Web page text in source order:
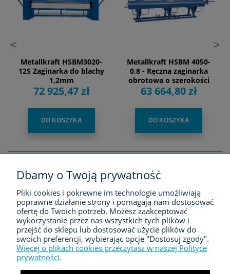
<
Metallkraft HSBM3020-
12S Zaginarka do blachy
1,2mm
72 925,47 zł
DO KOSZYKA
Metallkraft HSBM 4050-
0,8 - Ręczna zaginarka
obrotowa o szerokości
rob. 4050 mm
63 664,80 zł
DO KOSZYKA
>
FIRMA
ZAKUPY
MOJE KONTO
Dbamy o Twoją prywatność
Pliki cookies i pokrewne im technologie umożliwiają
poprawne działanie strony i pomagają nam dostosować
ofertę do Twoich potrzeb. Możesz zaakceptować
wykorzystanie przez nas wszystkich tych plików i
przejść do sklepu lub dostosować użycie plików do
swoich preferencji, wybierając opcję "Dostosuj zgody".
Więcej o plikach cookies przeczytasz w naszej Polityce
prywatności.